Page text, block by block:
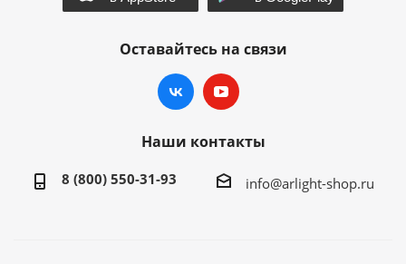
Оставайтесь на связи
Наши контакты
8 (800) 550-31-93 info@arlight-shop.ru